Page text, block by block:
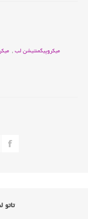
میکروپیگمنتیشن لب,